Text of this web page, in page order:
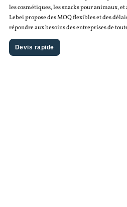
les cosmétiques, les snacks pour animaux, et
Lebei propose des MOQ flexibles et des
répondre aux besoins des entreprises de
Devis rapide